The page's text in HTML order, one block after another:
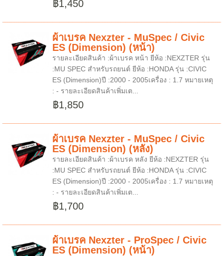
฿1,450
ผ้าเบรค Nexzter - MuSpec / Civic
ES (Dimension) (หน้า)
รายละเอียดสินค้า :ผ้าเบรค หน้า ยีห้อ :NEXZTER รุ่น
:MU SPEC สำหรับรถยนต์ ยีห้อ :HONDA รุ่น :CIVIC
ES (Dimension)ปี :2000 - 2005เครื่อง : 1.7 หมายเหตุ
: - รายละเอียดสินค้าเพิ่มเต...
฿1,850
ผ้าเบรค Nexzter - MuSpec / Civic
ES (Dimension) (หลัง)
รายละเอียดสินค้า :ผ้าเบรค หลัง ยีห้อ :NEXZTER รุ่น
:MU SPEC สำหรับรถยนต์ ยีห้อ :HONDA รุ่น :CIVIC
ES (Dimension)ปี :2000 - 2005เครื่อง : 1.7 หมายเหตุ
: - รายละเอียดสินค้าเพิ่มเต...
฿1,700
ผ้าเบรค Nexzter - ProSpec / Civic
ES (Dimension) (หน้า)